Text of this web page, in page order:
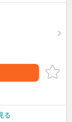
る